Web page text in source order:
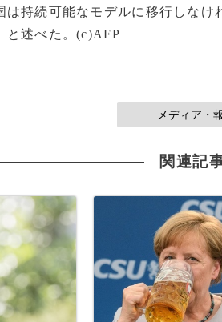
は持続可能なモデルに移行しな
と述べた。(c)AFP
メディア・
関連記